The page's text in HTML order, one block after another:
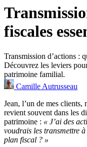
fiscales
Transmission d’actions :
Découvrez les leviers
patrimoine familial.
Camille Autrusseau
Jean, l’un de mes clients,
revient souvent dans les
patrimoine : « J’ai des
voudrais les transmettre
plan fiscal ? »